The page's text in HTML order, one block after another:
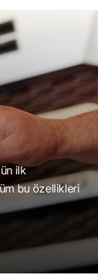
ilk
bu özellikleri